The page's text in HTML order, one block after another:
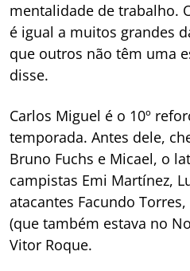
mentalidade de trabalho.
é igual a muitos grandes
que outros não têm uma
disse.
Carlos Miguel é o 10º
temporada. Antes dele,
Bruno Fuchs e Micael, o
campistas Emi Martínez,
atacantes Facundo
(que também estava no
Vitor Roque.